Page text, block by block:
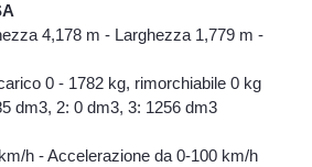
all’esecuzione del
(ex:trasportatori). I vostri dati
potranno inoltre essere comunicati
ai quali la facoltà di accedere ai
sia accordata da disposizioni di
forma di diffusione generalizzata
4,178 m - Larghezza 1,779 m -
0 - 1782 kg, rimorchiabile 0 kg
dm3, 2: 0 dm3, 3: 1256 dm3
h - Accelerazione da 0-100 km/h